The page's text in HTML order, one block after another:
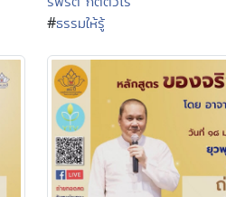
#ธรรมให้รู้